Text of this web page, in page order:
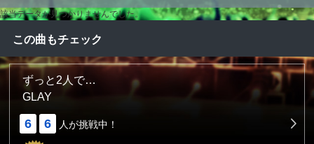
該当データが見つかりませんでした。
この曲もチェック
ずっと2人で…
GLAY
6 6 人が挑戦中！